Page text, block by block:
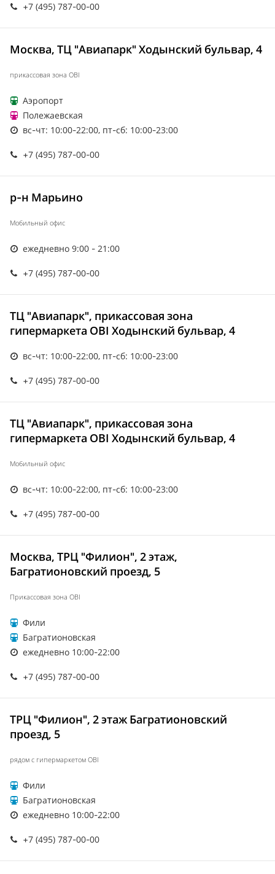
+7 (495) 787-00-00
Москва, ТЦ "Авиапарк" Ходынский бульвар, 4
прикассовая зона OBI
Аэропорт
Полежаевская
вс-чт: 10:00-22:00, пт-сб: 10:00-23:00
+7 (495) 787-00-00
р-н Марьино
Мобильный офис
ежедневно 9:00 - 21:00
+7 (495) 787-00-00
ТЦ "Авиапарк", прикассовая зона
гипермаркета OBI Ходынский бульвар, 4
вс-чт: 10:00-22:00, пт-сб: 10:00-23:00
+7 (495) 787-00-00
ТЦ "Авиапарк", прикассовая зона
гипермаркета OBI Ходынский бульвар, 4
Мобильный офис
вс-чт: 10:00-22:00, пт-сб: 10:00-23:00
+7 (495) 787-00-00
Москва, ТРЦ "Филион", 2 этаж,
Багратионовский проезд, 5
Прикассовая зона OBI
Фили
Багратионовская
ежедневно 10:00-22:00
+7 (495) 787-00-00
ТРЦ "Филион", 2 этаж Багратионовский
проезд, 5
рядом с гипермаркетом OBI
Фили
Багратионовская
ежедневно 10:00-22:00
+7 (495) 787-00-00